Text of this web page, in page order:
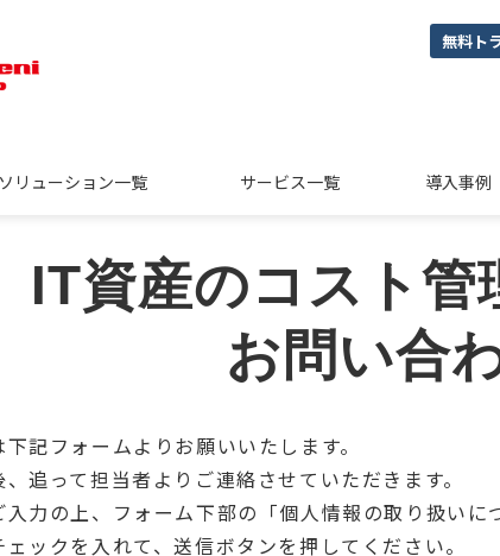
無料ト
リューション一覧 サービス一覧 導入事例
IT資産のコスト管
お問い合
記フォームよりお願いいたします。
追って担当者よりご連絡させていただきます。
力の上、フォーム下部の「個人情報の取り扱いに
ェックを入れて、送信ボタンを押してください。